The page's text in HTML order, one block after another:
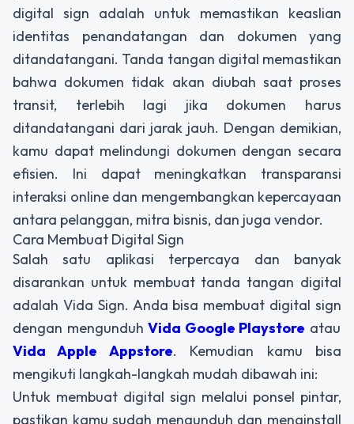
digital sign adalah untuk memastikan keaslian
identitas penandatangan dan dokumen yang
ditandatangani. Tanda tangan digital memastikan
bahwa dokumen tidak akan diubah saat proses
transit, terlebih lagi jika dokumen harus
ditandatangani dari jarak jauh. Dengan demikian,
kamu dapat melindungi dokumen dengan secara
efisien. Ini dapat meningkatkan transparansi
interaksi onlinedan mengembangkan kepercayaan
antara pelanggan, mitra bisnis, dan juga vendor.
Cara Membuat Digital Sign
Salah satu aplikasi terpercaya dan banyak
disarankan untuk membuat tanda tangan digital
adalah Vida Sign. Anda bisa membuat digital sign
dengan mengunduh Vida Google Playstore atau
Vida Apple Appstore. Kemudian kamu bisa
mengikuti langkah-langkah mudah dibawah ini:
Untuk membuat digital sign melalui ponsel pintar,
pastikan kamu sudah mengunduh dan menginstall